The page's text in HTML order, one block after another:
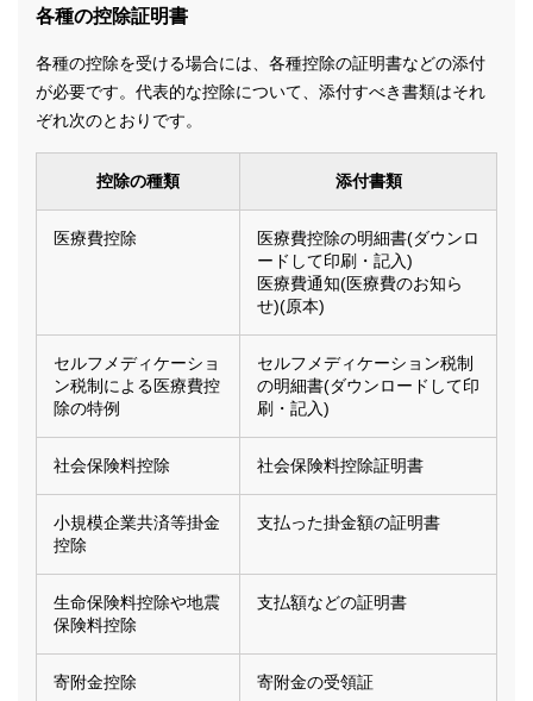
各種の控除証明書
各種の控除を受ける場合には、各種控除の証明書などの添付
が必要です。代表的な控除について、添付すべき書類はそれ
ぞれ次のとおりです。
控除の種類 添付書類
医療費控除
医療費控除の明細書(ダウンロ
ードして印刷・記入)
医療費通知(医療費のお知ら
せ)(原本)
セルフメディケーショ
ン税制による医療費控
除の特例
セルフメディケーション税制
の明細書(ダウンロードして印
刷・記入)
社会保険料控除 社会保険料控除証明書
小規模企業共済等掛金
控除
支払った掛金額の証明書
生命保険料控除や地震
保険料控除
支払額などの証明書
寄附金控除 寄附金の受領証